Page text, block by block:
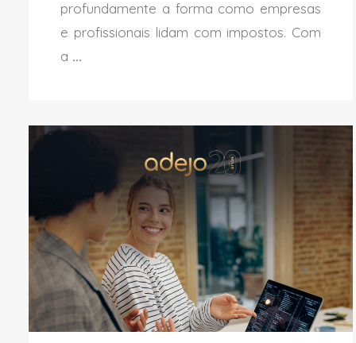
profundamente a forma como empresas
e profissionais lidam com impostos. Com
a ...